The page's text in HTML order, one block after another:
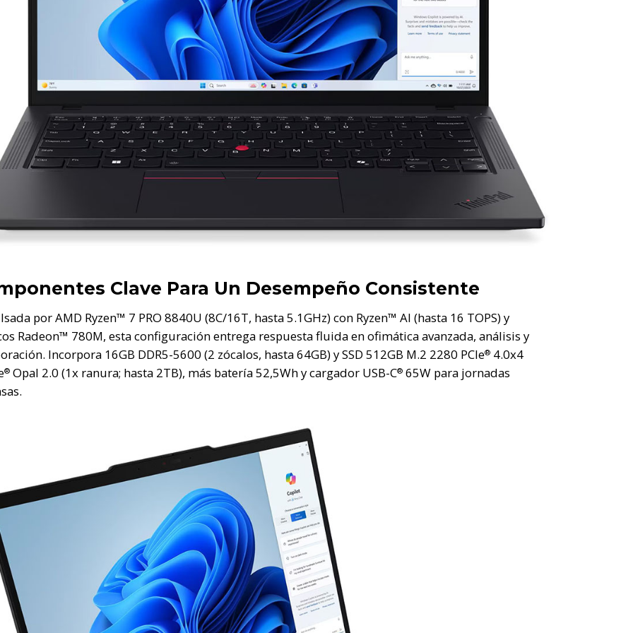
Clave Para Un Desempeño Consistente
por AMD Ryzen™ 7 PRO 8840U (8C/16T, hasta 5.1GHz) con Ryzen™ AI (hasta 16 TOPS) y
Radeon™ 780M, esta configuración entrega respuesta fluida en ofimática avanzada, análisis y
Incorpora 16GB DDR5-5600 (2 zócalos, hasta 64GB) y SSD 512GB M.2 2280 PCIe® 4.0x4
® Opal 2.0 (1x ranura; hasta 2TB), más batería 52,5Wh y cargador USB-C® 65W para jornadas